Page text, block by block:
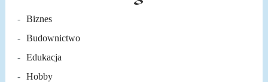
Biznes
Budownictwo
Edukacja
Hobby